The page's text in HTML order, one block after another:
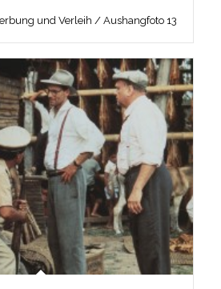
und Verleih / Aushangfoto 13